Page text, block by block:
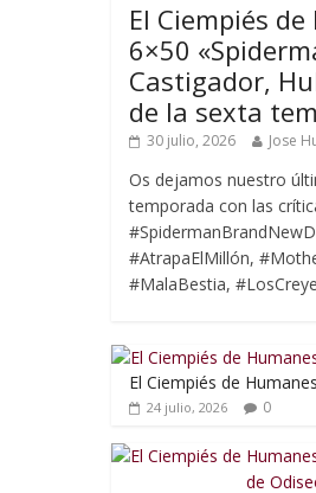
El Ciempiés
6×50
Castigador,
de la sexta
30 julio, 2026 Jose
Os dejamos nuestro
temporada con las
#AtrapaElMillón,
#MalaBestia,
El Ciempiés de
24 julio, 2026 0